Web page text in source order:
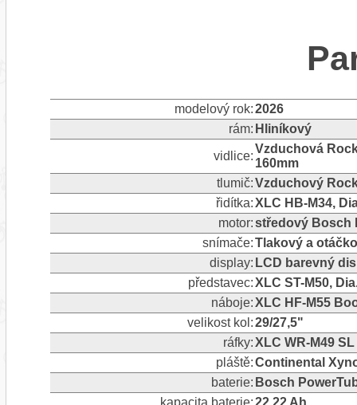
modelový rok:2026
rám: Hliníkový
vidlice:
Vzduchová
160mm
tlumič:Vzduchový
řidítka:XLC HB-M34,
motor:středový Bosch
snímače:Tlakový a
display: LCD barevný
představec:XLC ST-M50,
náboje:XLC HF-M55
velikost kol:29/27,5"
ráfky:XLC WR-M49
pláště:Continental
baterie: Bosch
kapacita baterie:22,22 Ah